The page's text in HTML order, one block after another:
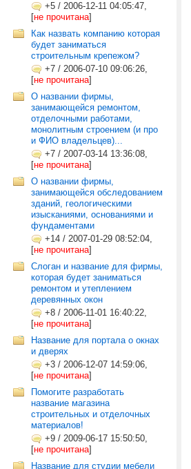
+5 / 2006-12-11 04:05:47,
[не прочитана]
Как назвать компанию которая
будет заниматься
строительным крепежом?
+7 / 2006-07-10 09:06:26,
[не прочитана]
О названии фирмы,
занимающейся ремонтом,
отделочными работами,
монолитным строением (и про
и ФИО владельцев)...
+7 / 2007-03-14 13:36:08,
[не прочитана]
О названии фирмы,
занимающейся обследованием
зданий, геологическими
изысканиями, основаниями и
фундаментами
+14 / 2007-01-29 08:52:04,
[не прочитана]
Слоган и название для фирмы,
которая будет заниматься
ремонтом и утеплением
деревянных окон
+8 / 2006-11-01 16:40:22,
[не прочитана]
Название для портала о окнах
и дверях
+3 / 2006-12-07 14:59:06,
[не прочитана]
Помогите разработать
название магазина
строительных и отделочных
материалов!
+9 / 2009-06-17 15:50:50,
[не прочитана]
Название для студии мебели